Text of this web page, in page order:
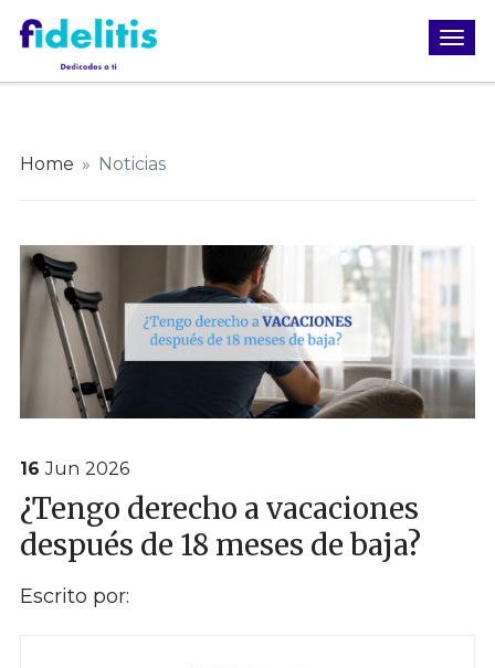
Home » Noticias
16 Jun 2026
¿Tengo derecho a vacaciones
después de 18 meses de baja?
Escrito por: